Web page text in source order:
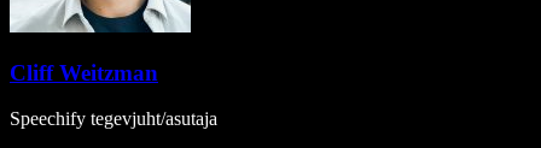
Cliff Weitzman
Speechify tegevjuht/asutaja